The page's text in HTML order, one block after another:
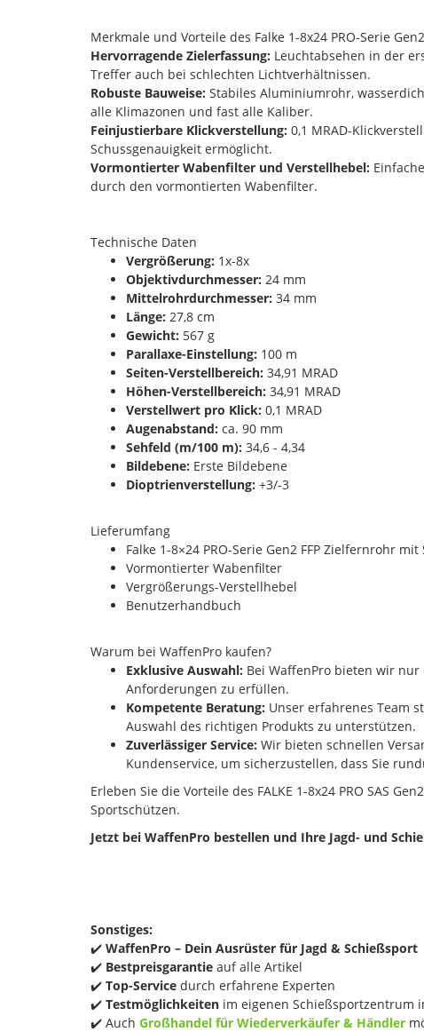
Merkmale und Vorteile des Falke 1-8x24 PRO-Serie Gen2
Hervorragende Zielerfassung: Leuchtabsehen in der
Treffer auch bei schlechten Lichtverhältnissen.
Robuste Bauweise: Stabiles Aluminiumrohr,
alle Klimazonen und fast alle Kaliber.
Feinjustierbare Klickverstellung: 0,1 MRAD-
Schussgenauigkeit ermöglicht.
Vormontierter Wabenfilter und Verstellhebel:
durch den vormontierten Wabenfilter.
Technische Daten
Vergrößerung: 1x-8x
Objektivdurchmesser: 24 mm
Mittelrohrdurchmesser: 34 mm
Länge: 27,8 cm
Gewicht: 567 g
Parallaxe-Einstellung: 100 m
Seiten-Verstellbereich: 34,91 MRAD
Höhen-Verstellbereich: 34,91 MRAD
Verstellwert pro Klick: 0,1 MRAD
Augenabstand: ca. 90 mm
Sehfeld (m/100 m): 34,6 - 4,34
Bildebene: Erste Bildebene
Dioptrienverstellung: +3/-3
Lieferumfang
Falke 1-8×24 PRO-Serie Gen2 FFP Zielfernrohr mit
Vormontierter Wabenfilter
Vergrößerungs-Verstellhebel
Benutzerhandbuch
Warum bei WaffenPro kaufen?
Exklusive Auswahl: Bei WaffenPro bieten wir
Anforderungen zu erfüllen.
Kompetente Beratung: Unser erfahrenes Team
Auswahl des richtigen Produkts zu unterstützen.
Zuverlässiger Service: Wir bieten schnellen
Kundenservice, um sicherzustellen, dass Sie
Erleben Sie die Vorteile des FALKE 1-8x24 PRO SAS
Sportschützen.
Jetzt bei WaffenPro bestellen und Ihre Jagd- und
Sonstiges:
✔️ WaffenPro – Dein Ausrüster für Jagd & Schießsport
✔️ Bestpreisgarantie auf alle Artikel
✔️ Top-Service durch erfahrene Experten
✔️ Testmöglichkeiten im eigenen Schießsportzentrum
✔️ Auch Großhandel für Wiederverkäufer & Händler